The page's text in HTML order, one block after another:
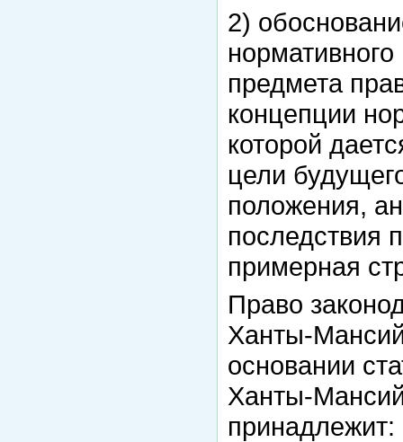
2)
предмета
концепции
которой
цели
положения,
последствия
примерная
Право
Ханты-
основании
Ханты-
принадлежит: